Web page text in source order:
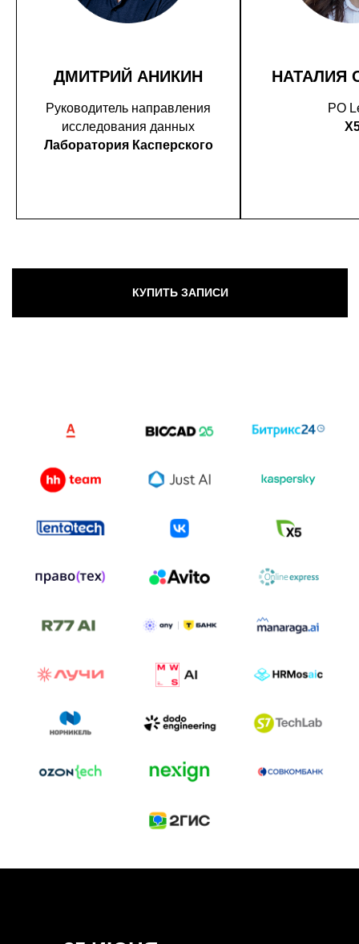
ДМИТРИЙ АНИКИН
Руководитель направления
исследования данных
Лаборатория Касперского
НАТАЛИЯ
PO
к построению бизнеса и созданию технологий под
И БИТВА АГЕНТОВ